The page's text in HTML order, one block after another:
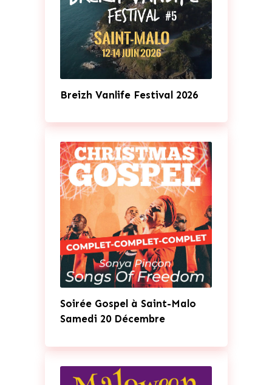
Breizh Vanlife Festival 2026
Soirée Gospel à Saint-Malo
Samedi 20 Décembre